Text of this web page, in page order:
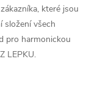
které jsou
složení všech
pro harmonickou
LEPKU.